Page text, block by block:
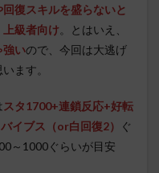
復スキルを盛らないと
級者向け。とはいえ、
強いので、今回は大逃げ
ます。
スタ1700+連鎖反応+好転
イブス（or白回復2）
ぐ
～1000ぐらいが目安